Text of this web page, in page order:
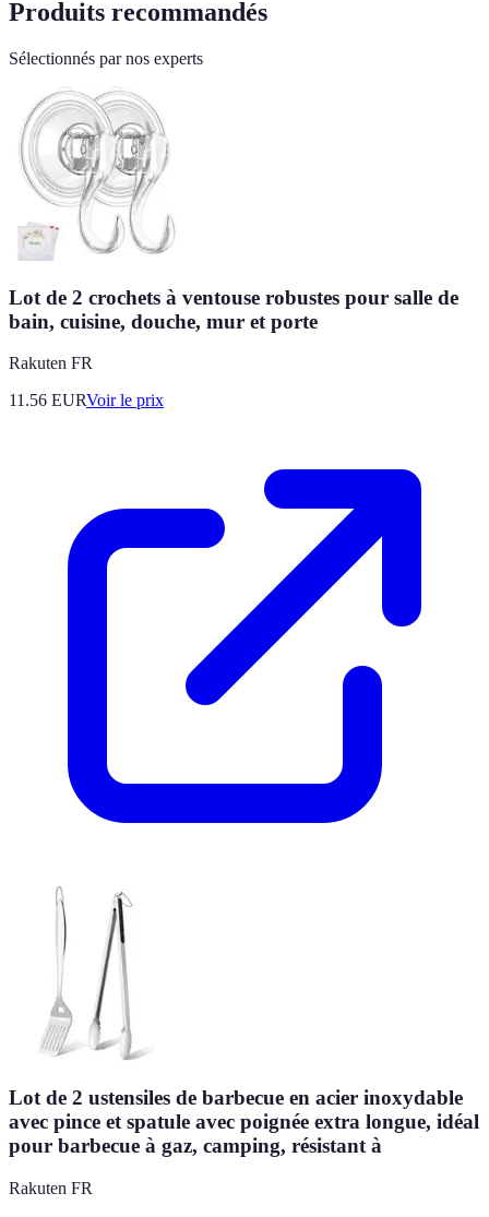
Produits recommandés
Sélectionnés par nos experts
Lot de 2 crochets à ventouse robustes pour salle de
bain, cuisine, douche, mur et porte
Rakuten FR
11.56 EURVoir le prix
Lot de 2 ustensiles de barbecue en acier inoxydable
avec pince et spatule avec poignée extra longue, idéal
pour barbecue à gaz, camping, résistant à
Rakuten FR